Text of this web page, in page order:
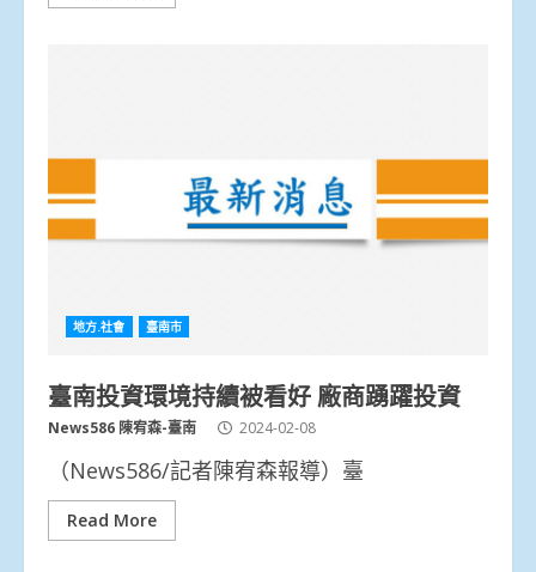
地方.社會 臺南市
臺南投資環境持續被看好 廠商踴躍投資
News586 陳宥森-臺南 2024-02-08
（News586/記者陳宥森報導）臺
Read More